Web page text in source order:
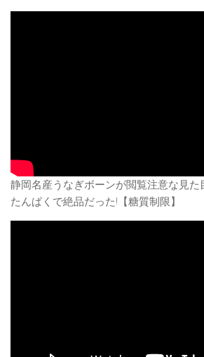
静岡名産うなぎボーンが閲覧注意な見た
たんぱくで絶品だった!【糖質制限】